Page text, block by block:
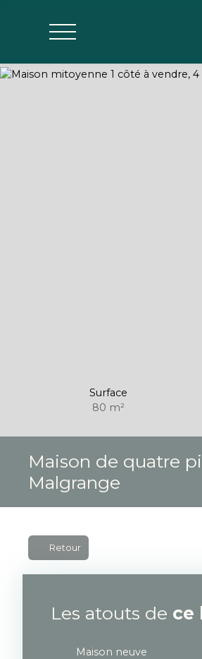
Surface
80 m²
Maison de quatre
Malgrange
Retour
Les atouts de ce
Maison neuve